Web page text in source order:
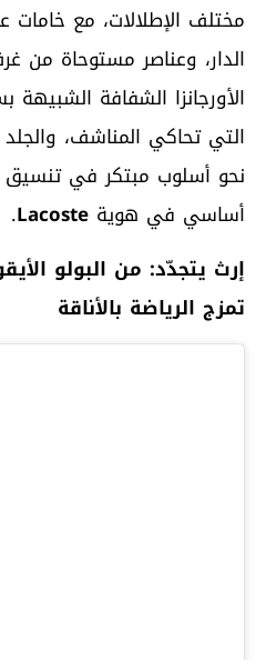
مختلف الإطلالات، مع
الدار، وعناصر مستوحاة من
الأورجانزا الشفافة الشبيهة
التي تحاكي المناشف،
نحو أسلوب مبتكر في تنسيق
أساسي في هوية Lacoste
.
إرث يتجدّد: من البولو
تمزج الرياضة بالأناقة